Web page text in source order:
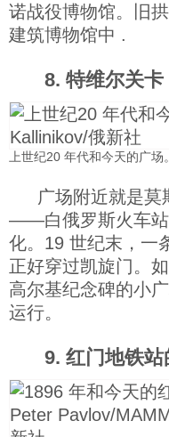
诺战役博物馆。旧
建筑博物馆中 .
8. 特维尔关卡
上世纪20 年代和今天的广
广场附近就是莫
——白俄罗斯火车站
化。19 世纪末，一
正好穿过凯旋门。
高尔基纪念碑的小
运行。
9. 红门地铁